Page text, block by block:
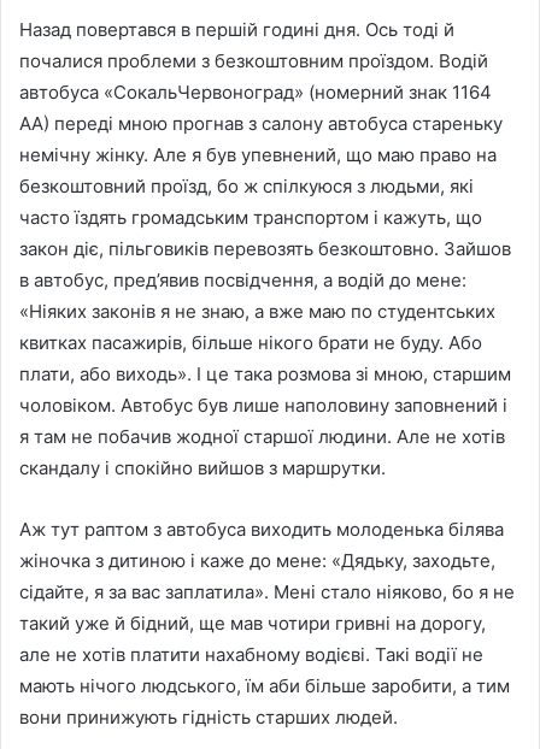
Назад повертався в першій годині дня. Ось тоді й
почалися проблеми з безкоштовним проїздом. Водій
автобуса «СокальЧервоноград» (номерний знак 1164
АА) переді мною прогнав з салону автобуса стареньку
немічну жінку. Але я був упевнений, що маю право на
безкоштовний проїзд, бо ж спілкуюся з людьми, які
часто їздять громадським транспортом і кажуть, що
закон діє, пільговиків перевозять безкоштовно. Зайшов
в автобус, пред’явив посвідчення, а водій до мене:
«Ніяких законів я не знаю, а вже маю по студентських
квитках пасажирів, більше нікого брати не буду. Або
плати, або виходь». І це така розмова зі мною, старшим
чоловіком. Автобус був лише наполовину заповнений і
я там не побачив жодної старшої людини. Але не хотів
скандалу і спокійно вийшов з маршрутки.
Аж тут раптом з автобуса виходить молоденька білява
жіночка з дитиною і каже до мене: «Дядьку, заходьте,
сідайте, я за вас заплатила». Мені стало ніяково, бо я не
такий уже й бідний, ще мав чотири гривні на дорогу,
але не хотів платити нахабному водієві. Такі водії не
мають нічого людського, їм аби більше заробити, а тим
вони принижують гідність старших людей.